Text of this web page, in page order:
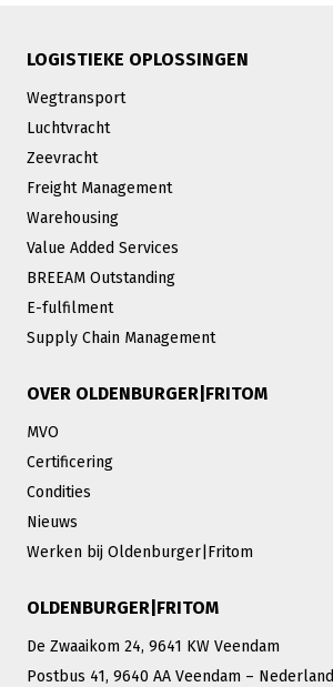
LOGISTIEKE OPLOSSINGEN
Wegtransport
Luchtvracht
Zeevracht
Freight Management
Warehousing
Value Added Services
BREEAM Outstanding
E-fulfilment
Supply Chain Management
OVER OLDENBURGER|FRITOM
MVO
Certificering
Condities
Nieuws
Werken bij Oldenburger|Fritom
OLDENBURGER|FRITOM
De Zwaaikom 24, 9641 KW Veendam
Postbus 41, 9640 AA Veendam – Nederland